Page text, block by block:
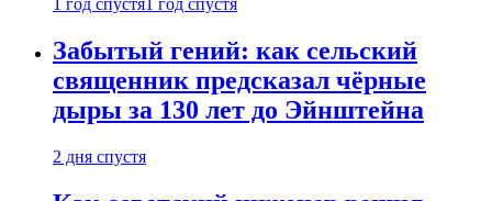
1 год спустя 1 год спустя
Забытый гений: как сельский
священник предсказал чёрные
дыры за 130 лет до Эйнштейна
2 дня спустя